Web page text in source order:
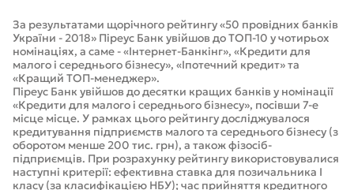
За результатами щорічного рейтингу «50 провідних банків
України - 2018» Піреус Банк увійшов до ТОП-10 у чотирьох
номінаціях, а саме - «Інтернет-Банкінг», «Кредити для
малого і середнього бізнесу», «Іпотечний кредит» та
«Кращий ТОП-менеджер».
Піреус Банк увійшов до десятки кращих банків у номінації
«Кредити для малого і середнього бізнесу», посівши 7-е
місце місце. У рамках цього рейтингу досліджувалося
кредитування підприємств малого та середнього бізнесу (з
оборотом менше 200 тис. грн), а також фізосіб-
підприємців. При розрахунку рейтингу використовувалися
наступні критерії: ефективна ставка для позичальника I
класу (за класифікацією НБУ); час прийняття кредитного